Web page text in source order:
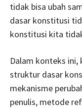
tidak bisa ubah
dasar konstitusi
konstitusi kita
Dalam konteks ini,
struktur dasar
mekanisme
penulis, metode